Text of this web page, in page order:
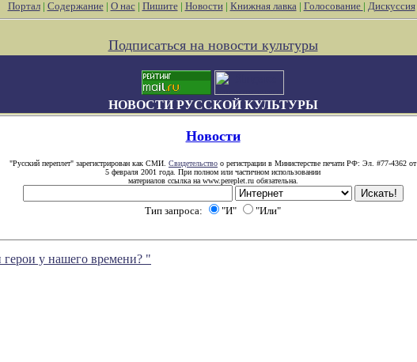
Портал| Содержание| О нас| Пишите| Новости| Книжная лавка| Голосование | Дискуссия
Подписаться на новости культуры
НОВОСТИ РУССКОЙ КУЛЬТУРЫ
Новости
"Русский переплет" зарегистрирован как СМИ. Свидетельство о регистрации в Министерстве печати РФ: Эл. #77-4362 от
5 февраля 2001 года. При полном или частичном использовании
материалов ссылка на www.pereplet.ru обязательна.
Тип запроса: "И" "Или"
у нашего времени? "